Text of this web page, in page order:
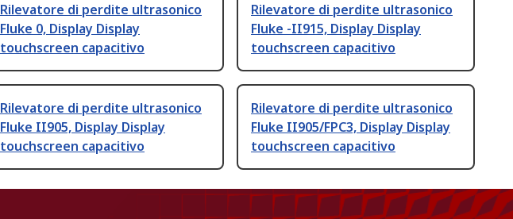
Rilevatore di perdite ultrasonico
Fluke 0, Display Display
touchscreen capacitivo
Rilevatore di perdite ultrasonico
Fluke -II915, Display Display
touchscreen capacitivo
Rilevatore di perdite ultrasonico
Fluke II905, Display Display
touchscreen capacitivo
Rilevatore di perdite ultrasonico
Fluke II905/FPC3, Display Display
touchscreen capacitivo